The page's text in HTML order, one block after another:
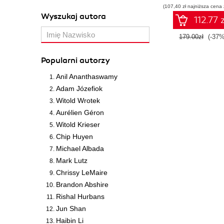
Wyszukaj autora
Popularni autorzy
Anil Ananthaswamy
Adam Józefiok
Witold Wrotek
Aurélien Géron
Witold Krieser
Chip Huyen
Michael Albada
Mark Lutz
Chrissy LeMaire
Brandon Abshire
Rishal Hurbans
Jun Shan
Haibin Li
(107,40 zł najniższa cena
112.77
179.00zł (-